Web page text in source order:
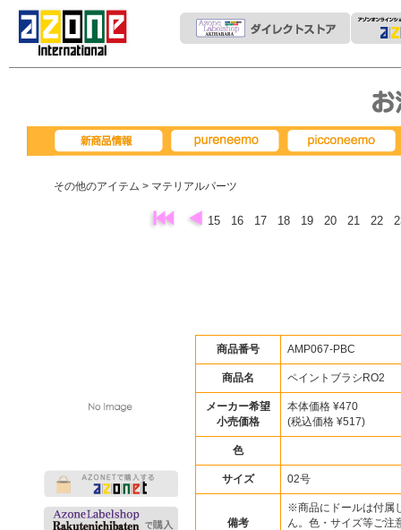
その他のアイテム > マテリアルパーツ
15 16 17 18 19 20 21 22
商品番号 AMP067-PBC
商品名 ペイントブラシRO2
メーカー希望
小売価格
本体価格 ¥470
(税込価格 ¥517)
色
サイズ 02号
備考
※商品にドールは付属
ん。色・サイズ等ご注